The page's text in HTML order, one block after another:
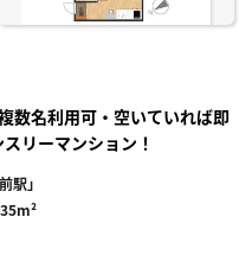
数名利用可・空いていれば即
リーマンション！
駅」